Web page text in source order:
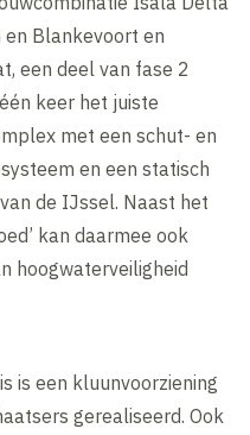
Blankevoort en
een deel van fase 2
keer het juiste
met een schut- en
en een statisch
de IJssel. Naast het
kan daarmee ook
hoogwaterveiligheid
is een kluunvoorziening
gerealiseerd. Ook